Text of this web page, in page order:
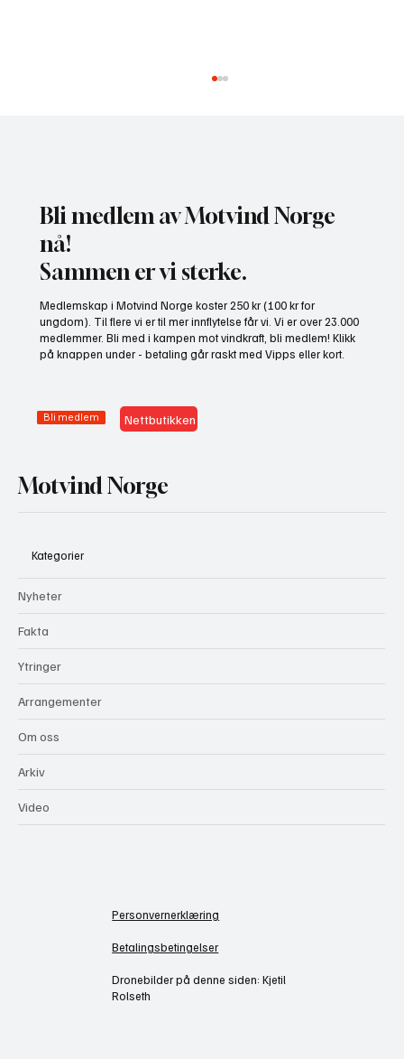
naturhensyn
Bli medlem av Motvind Norge
nå!
Sammen er vi sterke.
Medlemskap i Motvind Norge koster 250 kr (100 kr for
ungdom). Til flere vi er til mer innflytelse får vi. Vi er over 23.000
medlemmer. Bli med i kampen mot vindkraft, bli medlem! Klikk
på knappen under - betaling går raskt med Vipps eller kort.
Bli medlem Nettbutikken
Motvind Norge
Kategorier
Nyheter
Fakta
Ytringer
Arrangementer
Om oss
Arkiv
Video
Personvernerklæring
Betalingsbetingelser
Dronebilder på denne siden: Kjetil
Rolseth